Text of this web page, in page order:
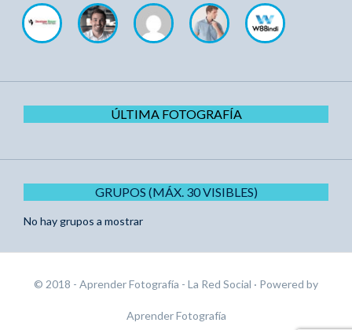
ÚLTIMA FOTOGRAFÍA
GRUPOS (MÁX. 30 VISIBLES)
No hay grupos a mostrar
© 2018 - Aprender Fotografía - La Red Social · Powered by
Aprender Fotografía